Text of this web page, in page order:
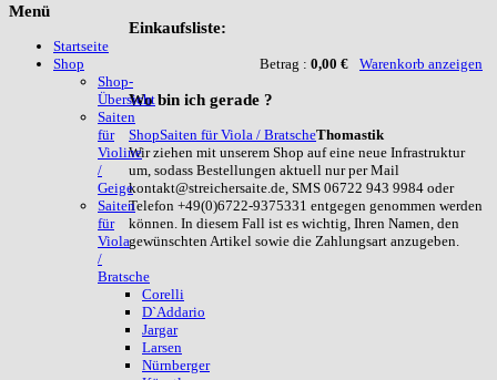
Einkaufsliste:
Betrag : 0,00 € Warenkorb anzeigen
Wobin ich gerade ?
ShopSaiten für Viola / BratscheThomastik
Wir ziehen mit unserem Shop auf eine neue Infrastruktur
um, sodass Bestellungen aktuell nur per Mail
kontakt@streichersaite.de, SMS 06722 943 9984 oder
Telefon +49(0)6722-9375331 entgegen genommen werden
können. In diesem Fall ist es wichtig, Ihren Namen, den
gewünschten Artikel sowie die Zahlungsart anzugeben.
Menü
Startseite
Shop
Shop-
Übersicht
Saiten
für
Violine
/
Geige
Saiten
für
Viola
/
Bratsche
Corelli
D`Addario
Jargar
Larsen
Nürnberger